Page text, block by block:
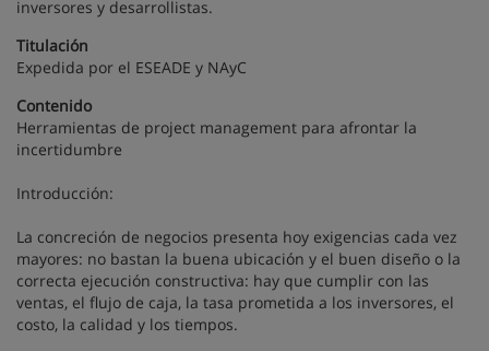
inversores y desarrollistas.
Titulación
Expedida por el ESEADE y NAyC
Contenido
Herramientas de project management para afrontar la
incertidumbre
Introducción:
La concreción de negocios presenta hoy exigencias cada vez
mayores: no bastan la buena ubicación y el buen diseño o la
correcta ejecución constructiva: hay que cumplir con las
ventas, el flujo de caja, la tasa prometida a los inversores, el
costo, la calidad y los tiempos.